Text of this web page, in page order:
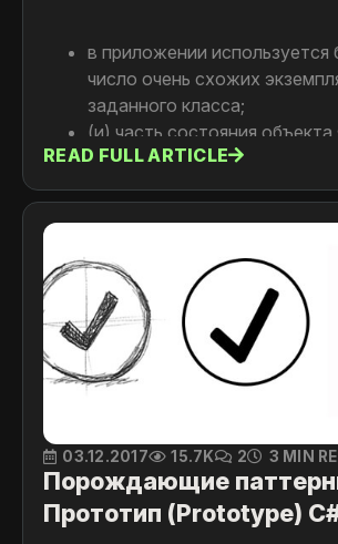
в приложении используется
число очень схожих
заданного класса;
(и) часть состояния объекта
контекстной и может быть
вынесена во внешние
это дает возможность
одним;
(и) приложение не проверяет
идентичность объектов,
случае все якобы
экземпляры являются
READ FULL ARTICLE
03.12.2017 15.7K 2 3 MIN
Порождающие
Прототип (Prototype)